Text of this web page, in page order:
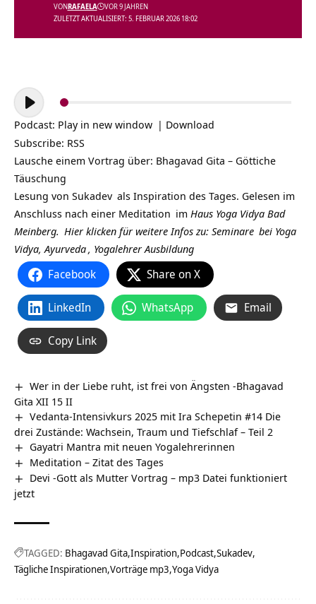
ZULETZT AKTUALISIERT: 5. FEBRUAR 2026 18:02
VONRAFAELA VOR 9 JAHREN
Audio-
Player
Podcast: Play in new window | Download
Subscribe: RSS
Lausche einem Vortrag über: Bhagavad Gita – Göttiche
Täuschung
Lesung von Sukadev als Inspiration des Tages. Gelesen im
Anschluss nach einer Meditation im Haus Yoga Vidya Bad
Meinberg. Hier klicken für weitere Infos zu: Seminare bei Yoga
Vidya,Ayurveda, Yogalehrer Ausbildung
Facebook Share on X
LinkedIn WhatsApp Email
Copy Link
Wer in der Liebe ruht, ist frei von Ängsten -Bhagavad
Gita XII 15 II
Vedanta-Intensivkurs 2025 mit Ira Schepetin #14 Die
drei Zustände: Wachsein, Traum und Tiefschlaf – Teil 2
Gayatri Mantra mit neuen Yogalehrerinnen
Meditation – Zitat des Tages
Devi -Gott als Mutter Vortrag – mp3 Datei funktioniert
jetzt
TAGGED: Bhagavad Gita Inspiration Podcast Sukadev
Tägliche Inspirationen Vorträge mp3 Yoga Vidya